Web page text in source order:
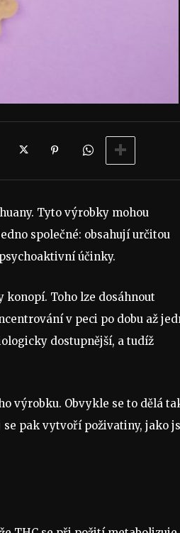
Tyto výrobky mohou
společné: obsahují určitou
účinky.
Toho lze dosáhnout
v peci po dobu až
dostupnější, a tudíž
výrobku. Obvykle se to dělá
se pak vytvoří poživatiny, jako